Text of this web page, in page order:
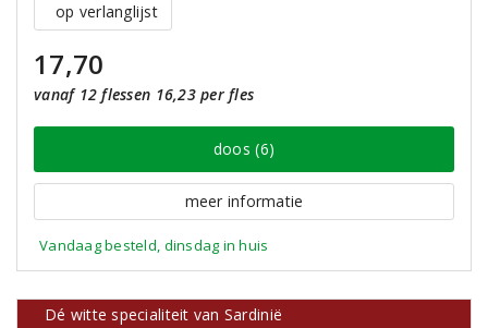
op verlanglijst
17,70
vanaf 12 flessen 16,23 per fles
doos (6)
meer informatie
Vandaag besteld, dinsdag in huis
Dé witte specialiteit van Sardinië